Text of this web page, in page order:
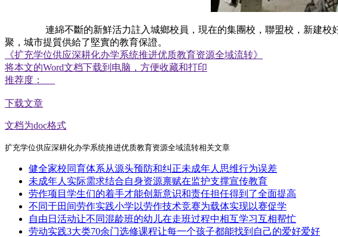
連綿不斷的新鮮活力註入城鄉校員，現在的集團校，聯盟校，新建校好
聚，城市提質供給了堅實的教育保證。
《扩充学位供应深耕化办学系统推进优质教育资源全域流转》
将本文的Word文档下载到电脑，方便收藏和打印
推荐度：
下载文章
文档为doc格式
扩充学位供应深耕化办学系统推进优质教育资源全域流转相关文章
健全家校同育体系从源头预防和纠正未成年人思维行为误差
未成年人实际需求结合自身资源禀赋在监护支撑宣传教育
劳作项目学生们的着手才能创新意识和责任担任得到了全面提高
不同于田间劳作实践小学以劳作技术竞赛为载体实现以赛促学
自由日活动让不同混龄班的幼儿在走班过程中相互学习互相帮忙
劳动实践3大类70余门选修课程让每一个孩子都能找到自己的爱好爱好